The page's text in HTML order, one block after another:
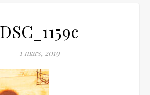
DSC_1159c
1 mars, 2019